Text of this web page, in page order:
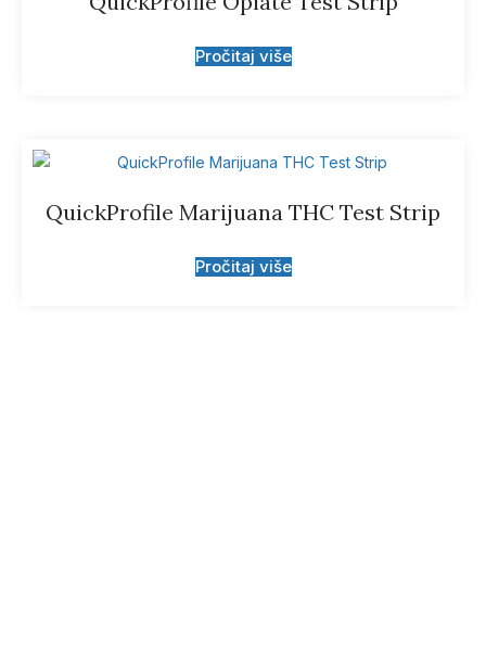
Pročitaj više
QuickProfile Marijuana THC Test Strip
Pročitaj više